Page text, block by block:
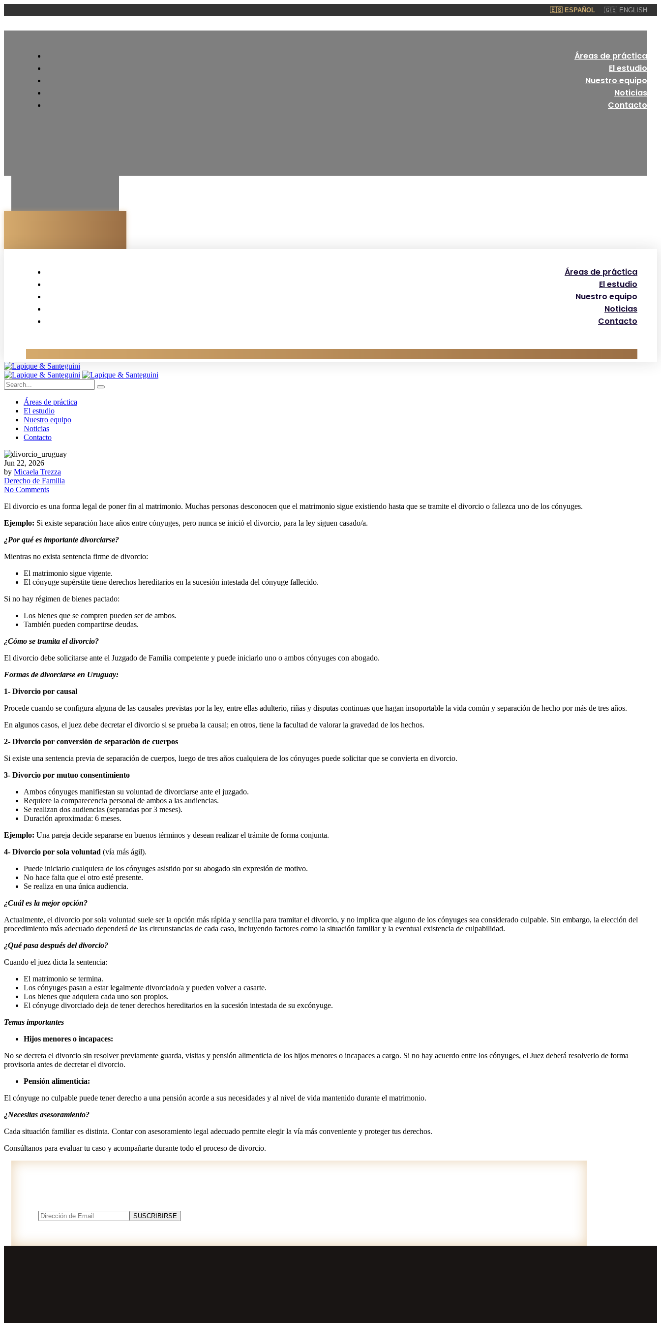
🇪🇸 ESPAÑOL 🇬🇧 ENGLISH
Áreas de práctica
El estudio
Nuestro equipo
Noticias
Contacto
Áreas de práctica
El estudio
Nuestro equipo
Noticias
Contacto
Áreas de práctica
El estudio
Nuestro equipo
Noticias
Contacto
Jun 22, 2026
by Micaela Trezza
Derecho de Familia
No Comments
El divorcio es una forma legal de poner fin al matrimonio. Muchas personas desconocen que el matrimonio sigue existiendo hasta que se tramite el divorcio o fallezca uno de los cónyuges.
Ejemplo: Si existe separación hace años entre cónyuges, pero nunca se inició el divorcio, para la ley siguen casado/a.
¿Por qué es importante divorciarse?
Mientras no exista sentencia firme de divorcio:
El matrimonio sigue vigente.
El cónyuge supérstite tiene derechos hereditarios en la sucesión intestada del cónyuge fallecido.
Si no hay régimen de bienes pactado:
Los bienes que se compren pueden ser de ambos.
También pueden compartirse deudas.
¿Cómo se tramita el divorcio?
El divorcio debe solicitarse ante el Juzgado de Familia competente y puede iniciarlo uno o ambos cónyuges con abogado.
Formas de divorciarse en Uruguay:
1- Divorcio por causal
Procede cuando se configura alguna de las causales previstas por la ley, entre ellas adulterio, riñas y disputas continuas que hagan insoportable la vida común y separación de hecho por más de tres años.
En algunos casos, el juez debe decretar el divorcio si se prueba la causal; en otros, tiene la facultad de valorar la gravedad de los hechos.
2- Divorcio por conversión de separación de cuerpos
Si existe una sentencia previa de separación de cuerpos, luego de tres años cualquiera de los cónyuges puede solicitar que se convierta en divorcio.
3- Divorcio por mutuo consentimiento
Ambos cónyuges manifiestan su voluntad de divorciarse ante el juzgado.
Requiere la comparecencia personal de ambos a las audiencias.
Se realizan dos audiencias (separadas por 3 meses).
Duración aproximada: 6 meses.
Ejemplo: Una pareja decide separarse en buenos términos y desean realizar el trámite de forma conjunta.
4- Divorcio por sola voluntad (vía más ágil).
Puede iniciarlo cualquiera de los cónyuges asistido por su abogado sin expresión de motivo.
No hace falta que el otro esté presente.
Se realiza en una única audiencia.
¿Cuál es la mejor opción?
Actualmente, el divorcio por sola voluntad suele ser la opción más rápida y sencilla para tramitar el divorcio, y no implica que alguno de los cónyuges sea considerado culpable. Sin embargo, la elección del
procedimiento más adecuado dependerá de las circunstancias de cada caso, incluyendo factores como la situación familiar y la eventual existencia de culpabilidad.
¿Qué pasa después del divorcio?
Cuando el juez dicta la sentencia:
El matrimonio se termina.
Los cónyuges pasan a estar legalmente divorciado/a y pueden volver a casarte.
Los bienes que adquiera cada uno son propios.
El cónyuge divorciado deja de tener derechos hereditarios en la sucesión intestada de su excónyuge.
Temas importantes
Hijos menores o incapaces:
No se decreta el divorcio sin resolver previamente guarda, visitas y pensión alimenticia de los hijos menores o incapaces a cargo. Si no hay acuerdo entre los cónyuges, el Juez deberá resolverlo de forma
provisoria antes de decretar el divorcio.
Pensión alimenticia:
El cónyuge no culpable puede tener derecho a una pensión acorde a sus necesidades y al nivel de vida mantenido durante el matrimonio.
¿Necesitas asesoramiento?
Cada situación familiar es distinta. Contar con asesoramiento legal adecuado permite elegir la vía más conveniente y proteger tus derechos.
Consúltanos para evaluar tu caso y acompañarte durante todo el proceso de divorcio.